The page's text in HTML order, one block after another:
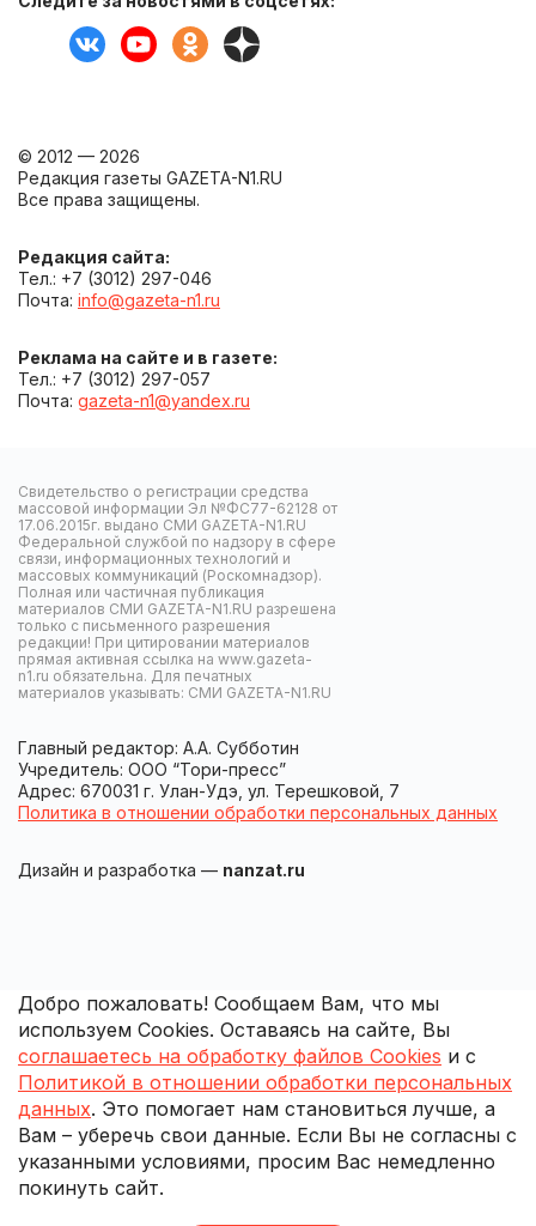
© 2012 — 2026
Редакция газеты GAZETA-N1.RU
Все права защищены.
Редакция сайта:
Тел.: +7 (3012) 297-046
Почта: info@gazeta-n1.ru
Реклама на сайте и в газете:
Тел.: +7 (3012) 297-057
Почта: gazeta-n1@yandex.ru
Свидетельство о регистрации средства
массовой информации Эл №ФС77-62128 от
17.06.2015г. выдано СМИ GAZETA-N1.RU
Федеральной службой по надзору в сфере
связи, информационных технологий и
массовых коммуникаций (Роскомнадзор).
Полная или частичная публикация
материалов СМИ GAZETA-N1.RU разрешена
только с письменного разрешения
редакции! При цитировании материалов
прямая активная ссылка на www.gazeta-
n1.ru обязательна. Для печатных
материалов указывать: СМИ GAZETA-N1.RU
Главный редактор: А.А. Субботин
Учредитель: ООО “Тори-пресс”
Адрес: 670031 г. Улан-Удэ, ул. Терешковой, 7
Политика в отношении обработки персональных данных
Дизайн и разработка — nanzat.ru
Добро пожаловать! Сообщаем Вам, что мы
используем Cookies. Оставаясь на сайте, Вы
соглашаетесь на обработку файлов Cookies и с
Политикой в отношении обработки персональных
данных. Это помогает нам становиться лучше, а
Вам – уберечь свои данные. Если Вы не согласны с
указанными условиями, просим Вас немедленно
покинуть сайт.